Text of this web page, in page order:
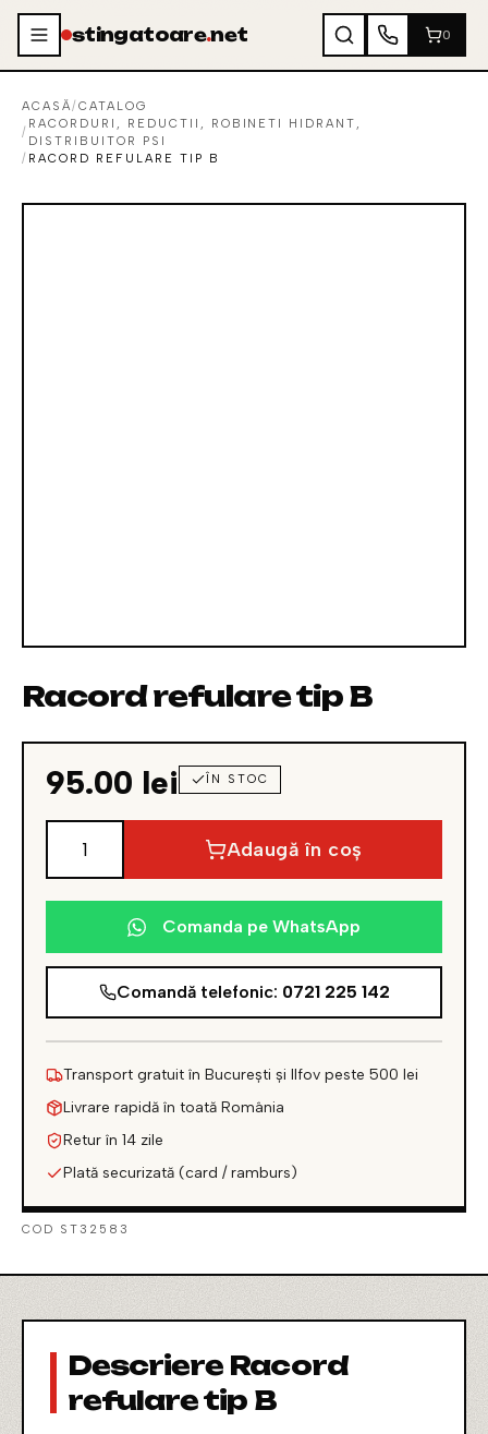
Sari la conținut
stingatoare.net 0
ACASĂ/ CATALOG
/
RACORDURI, REDUCTII, ROBINETI HIDRANT,
DISTRIBUITOR PSI
/ RACORD REFULARE TIP B
Racord refulare tip B
95.00 lei ÎN STOC
Cantitate
B
Adaugă în coș
Comanda pe WhatsApp
Comandă telefonic: 0721 225 142
Transport gratuit în București și Ilfov peste 500 lei
Livrare rapidă în toată România
Retur în 14 zile
Plată securizată (card / ramburs)
COD ST32583
Descriere Racord
refulare tip B